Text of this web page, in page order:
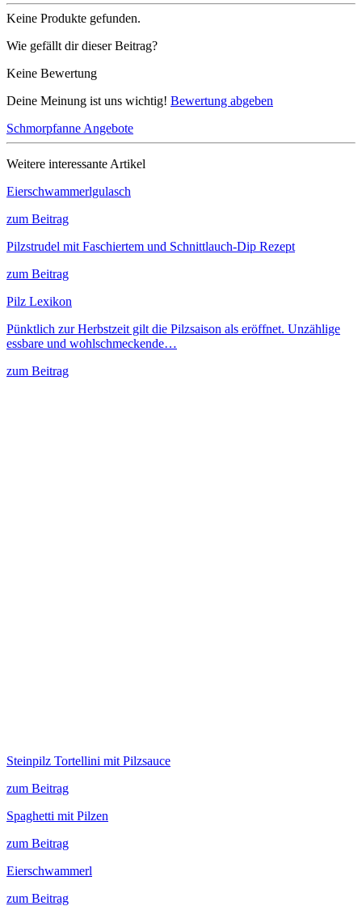
Keine Produkte gefunden.
Wie gefällt dir dieser Beitrag?
Keine Bewertung
Deine Meinung ist uns wichtig! Bewertung abgeben
Schmorpfanne Angebote
Weitere interessante Artikel
Eierschwammerlgulasch
zum Beitrag
Pilzstrudel mit Faschiertem und Schnittlauch-Dip Rezept
zum Beitrag
Pilz Lexikon
Pünktlich zur Herbstzeit gilt die Pilzsaison als eröffnet. Unzählige
essbare und wohlschmeckende…
zum Beitrag
Steinpilz Tortellini mit Pilzsauce
zum Beitrag
Spaghetti mit Pilzen
zum Beitrag
Eierschwammerl
zum Beitrag